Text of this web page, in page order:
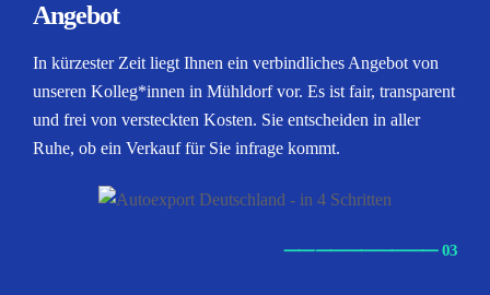
Angebot
In kürzester Zeit liegt Ihnen ein verbindliches Angebot von
unseren Kolleg*innen in Mühldorf vor. Es ist fair, transparent
und frei von versteckten Kosten. Sie entscheiden in aller
Ruhe, ob ein Verkauf für Sie infrage kommt.
⸺⸺⸺⸺⸺ 03